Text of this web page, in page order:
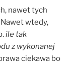
nawet tych
wtedy,
ile tak
z wykonanej
ciekawa bo